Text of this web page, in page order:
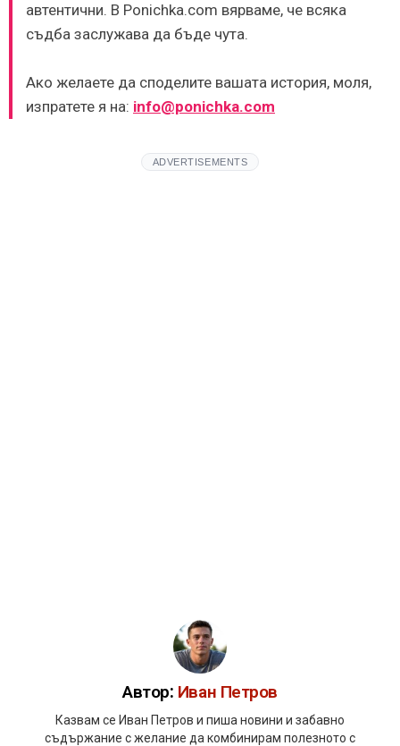
автентични. В Ponichka.com вярваме, че всяка
съдба заслужава да бъде чута.
Ако желаете да споделите вашата история, моля,
изпратете я на: info@ponichka.com
ADVERTISEMENTS
Автор: Иван Петров
Казвам се Иван Петров и пиша новини и забавно
съдържание с желание да комбинирам полезното с